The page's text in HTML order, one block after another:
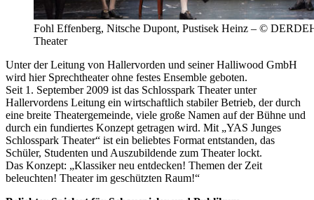
Fohl Effenberg, Nitsche Dupont, Pustisek Heinz – ©
Theater
Unter der Leitung von Hallervorden und seiner Halliwood GmbH
wird hier Sprechtheater ohne festes Ensemble geboten.
Seit 1. September 2009 ist das Schlosspark Theater unter
Hallervordens Leitung ein wirtschaftlich stabiler Betrieb, der durch
eine breite Theatergemeinde, viele große Namen auf der Bühne und
durch ein fundiertes Konzept getragen wird. Mit „YAS Junges
Schlosspark Theater“ ist ein beliebtes Format entstanden, das
Schüler, Studenten und Auszubildende zum Theater lockt.
Das Konzept: „Klassiker neu entdecken! Themen der Zeit
beleuchten! Theater im geschützten Raum!“